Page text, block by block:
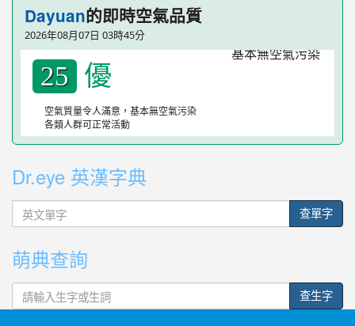
Dayuan的即時空氣品質
2026年08月07日 03時45分
25 優
空氣質量令人滿意，基本無空氣污染
各類人群可正常活動
Dr.eye 英漢字典
英
文
字
查單字
萌典查詢
查生字